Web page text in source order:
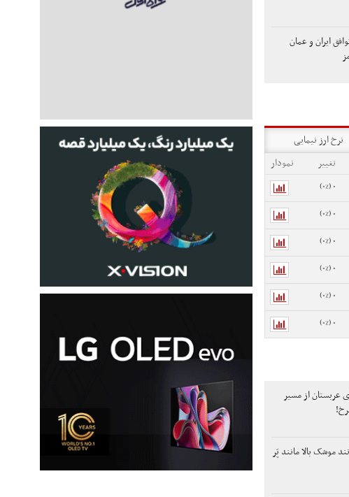
ایران و عمان
نرخ ارز نیمایی
تغییر
نمودار
0 (0%)
0 (0%)
0 (0%)
0 (0%)
0 (0%)
0 (0%)
عربستان از مسیر
موشک بالا مانند پَر